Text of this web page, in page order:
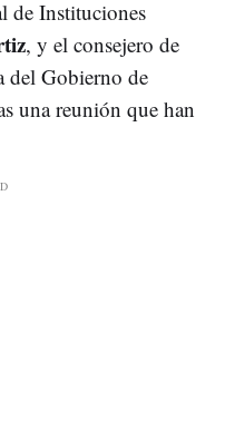
de Instituciones
, y el consejero de
del Gobierno de
una reunión que han